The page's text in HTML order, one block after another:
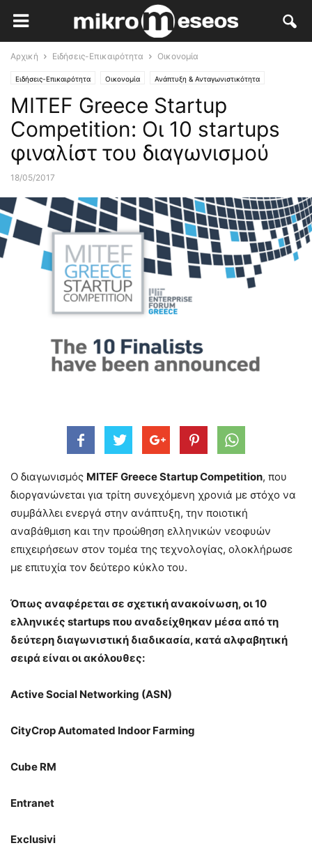
Αρχική Ειδήσεις-Επικαιρότητα Οικονομία
Ειδήσεις-Επικαιρότητα Οικονομία Ανάπτυξη & Ανταγωνιστικότητα
Start Ups
MITEF Greece Startup
Competition: Οι 10 startups
φιναλίστ του διαγωνισμού
18/05/2017
Ο διαγωνισμός MITEF Greece Startup Competition, που
διοργανώνεται για τρίτη συνεχόμενη χρονιά με στόχο να
συμβάλλει ενεργά στην ανάπτυξη, την ποιοτική
αναβάθμιση και την προώθηση ελληνικών νεοφυών
επιχειρήσεων στον τομέα της τεχνολογίας, ολοκλήρωσε
με επιτυχία τον δεύτερο κύκλο του.
Όπως αναφέρεται σε σχετική ανακοίνωση, οι 10
ελληνικές startups που αναδείχθηκαν μέσα από τη
δεύτερη διαγωνιστική διαδικασία, κατά αλφαβητική
σειρά είναι οι ακόλουθες:
Active Social Networking (ASN)
CityCrop Automated Indoor Farming
Cube RM
Entranet
Exclusivi